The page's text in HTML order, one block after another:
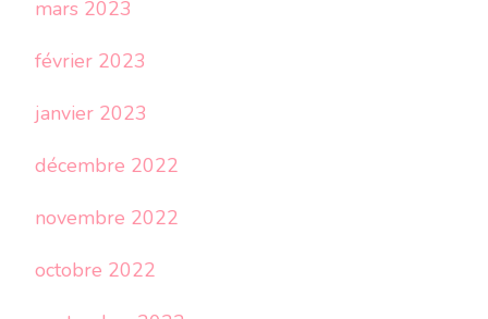
mars 2023
février 2023
janvier 2023
décembre 2022
novembre 2022
octobre 2022